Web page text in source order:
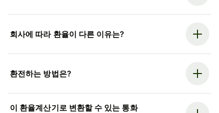
회사에 따라 환율이 다른 이유는?
환전하는 방법은?
이 환율계산기로 변환할 수 있는 통화